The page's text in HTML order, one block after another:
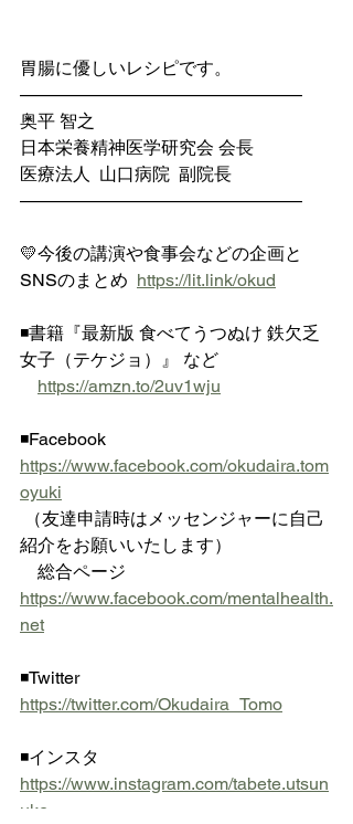
胃腸に優しいレシピです。
————————————————
奥平 智之
日本栄養精神医学研究会 会長
医療法人  山口病院  副院長
————————————————
💛今後の講演や食事会などの企画と
SNSのまとめ https://lit.link/okud
◾️書籍『最新版 食べてうつぬけ 鉄欠乏
女子（テケジョ）』 など
https://amzn.to/2uv1wju
◾️Facebook
https://www.facebook.com/okudaira.tom
oyuki
紹介をお願いいたします）
総合ページ
https://www.facebook.com/mentalhealth.
net
◾️Twitter
https://twitter.com/Okudaira_Tomo
◾️インスタ
https://www.instagram.com/tabete.utsun
uke